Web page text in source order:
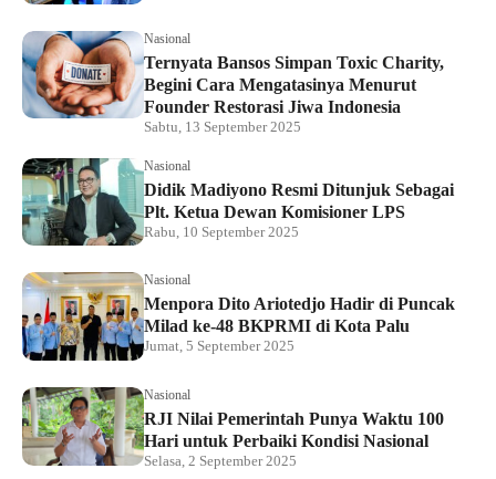
Nasional
Ternyata Bansos Simpan Toxic Charity,
Begini Cara Mengatasinya Menurut
Founder Restorasi Jiwa Indonesia
Sabtu, 13 September 2025
Nasional
Didik Madiyono Resmi Ditunjuk Sebagai
Plt. Ketua Dewan Komisioner LPS
Rabu, 10 September 2025
Nasional
Menpora Dito Ariotedjo Hadir di Puncak
Milad ke-48 BKPRMI di Kota Palu
Jumat, 5 September 2025
Nasional
RJI Nilai Pemerintah Punya Waktu 100
Hari untuk Perbaiki Kondisi Nasional
Selasa, 2 September 2025